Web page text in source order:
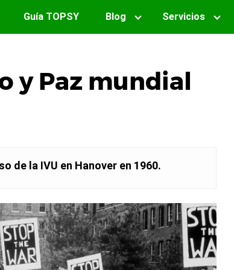
Guía TOPSY Blog Servicios
y Paz mundial
de la IVU en Hanover en 1960.